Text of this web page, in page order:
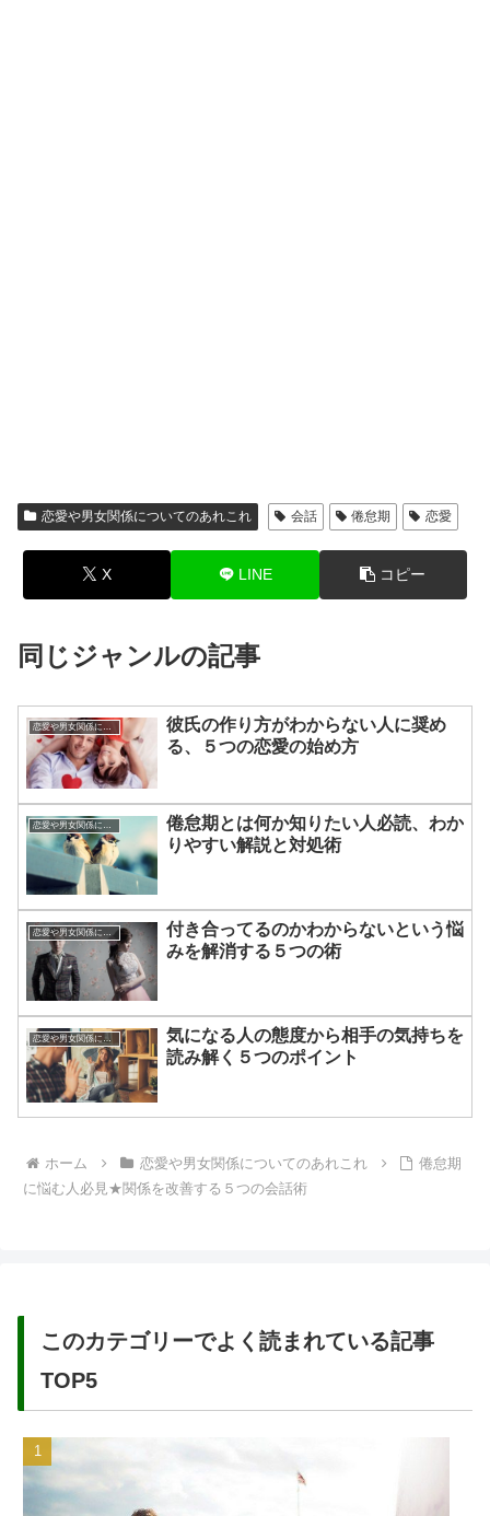
恋愛や男女関係についてのあれこれ 会話 倦怠期 恋愛
X LINE コピー
同じジャンルの記事
恋愛や男女関係についてのあれこれ
彼氏の作り方がわからない人に奨め
る、５つの恋愛の始め方
恋愛や男女関係についてのあれこれ
倦怠期とは何か知りたい人必読、わか
りやすい解説と対処術
付き合ってるのかわからないという悩
みを解消する５つの術
恋愛や男女関係についてのあれこれ
気になる人の態度から相手の気持ちを
読み解く５つのポイント
ホーム 恋愛や男女関係についてのあれこれ
倦怠期
に悩む人必見★関係を改善する５つの会話術
このカテゴリーでよく読まれている記事
TOP5